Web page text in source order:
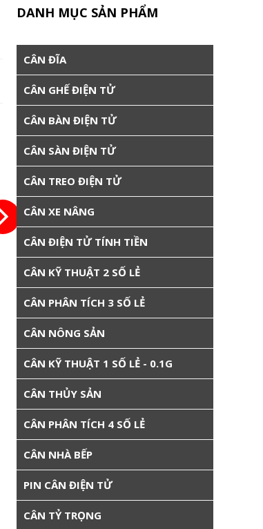
Amcell USA- Sắt Sơn Tĩnh Điện
3.750.000 đ
DANH MỤC SẢN PHẨM
CÂN ĐĨA
CÂN GHẾ ĐIỆN TỬ
CÂN BÀN ĐIỆN TỬ
CÂN SÀN ĐIỆN TỬ
CÂN TREO ĐIỆN TỬ
CÂN XE NÂNG
CÂN ĐIỆN TỬ TÍNH TIỀN
CÂN KỸ THUẬT 2 SỐ LẺ
CÂN PHÂN TÍCH 3 SỐ LẺ
CÂN NÔNG SẢN
CÂN KỸ THUẬT 1 SỐ LẺ - 0.1G
CÂN THỦY SẢN
CÂN PHÂN TÍCH 4 SỐ LẺ
CÂN NHÀ BẾP
PIN CÂN ĐIỆN TỬ
CÂN TỶ TRỌNG